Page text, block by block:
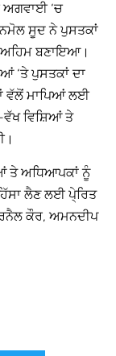
‘ਚ
ਸੂਦ ਨੇ ਪੁਸਤਕਾਂ
ਬਣਾਇਆ।
‘ਤੇ ਪੁਸਤਕਾਂ ਦਾ
ਵੱਲੋਂ ਮਾਪਿਆਂ ਲਈ
ਵੱਖ ਵਿਸ਼ਿਆਂ ਤੇ
ਤੇ ਅਧਿਆਪਕਾਂ ਨੂੰ
ਲੈਣ ਲਈ ਪੇ੍ਰਿਤ
ਕੌਰ, ਅਮਨਦੀਪ